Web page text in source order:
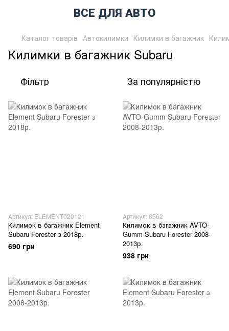
ВСЕ ДЛЯ АВТО
Каталог товарів Автокилимки Килимки в багажник
Килимки в багажник Subaru
Фільтр За популярністю
Артикул: ELEMENT020121
Килимок в багажник Element
Subaru Forester з 2018р.
690 грн
Артикул: 8562
Килимок в багажник AVTO-
Gumm Subaru Forester 2008-
2013р.
938 грн